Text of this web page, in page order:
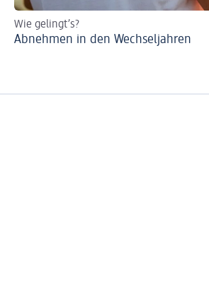
Wie gelingt’s?
Abnehmen in den Wechseljahren